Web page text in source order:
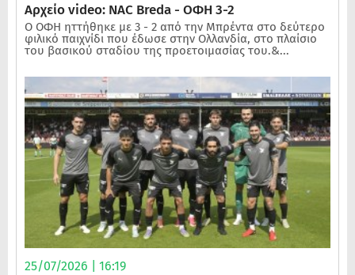
Αρχείο video: NAC Breda - ΟΦΗ 3-2
Ο ΟΦΗ ηττήθηκε με 3 - 2 από την Μπρέντα στο δεύτερο
φιλικό παιχνίδι που έδωσε στην Ολλανδία, στο πλαίσιο
του βασικού σταδίου της προετοιμασίας του.&...
25/07/2026 | 16:19